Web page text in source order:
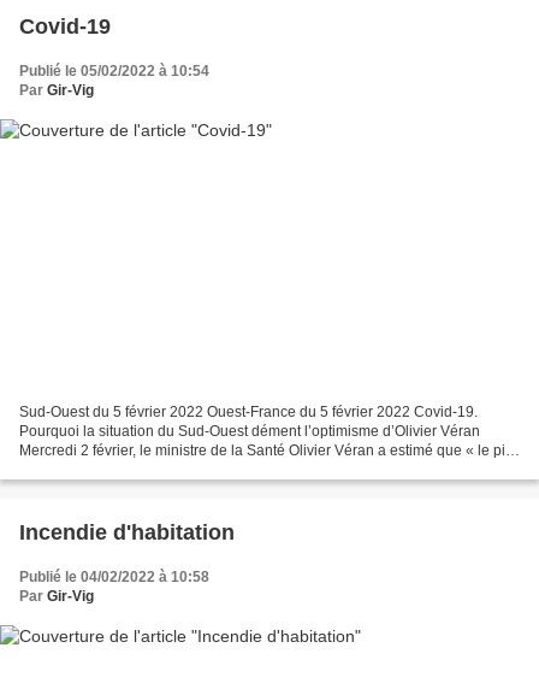
Covid-19
Publié le 05/02/2022 à 10:54
Par Gir-Vig
Sud-Ouest du 5 février 2022 Ouest-France du 5 février 2022 Covid-19.
Pourquoi la situation du Sud-Ouest dément l’optimisme d’Olivier Véran
Mercredi 2 février, le ministre de la Santé Olivier Véran a estimé que « le pire
Incendie d'habitation
Publié le 04/02/2022 à 10:58
Par Gir-Vig